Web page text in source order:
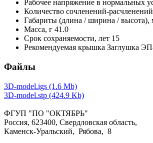
Рабочее напряжение в нормальных
Количество сочленений-расчленений
Габариты (длина / ширина / высота),
Масса, г 41.0
Срок сохраняемости, лет 15
Рекомендуемая крышка Заглушка
Файлы
3D-model.igs (1.6 Mb)
3D-model.stp (424.9 Kb)
ФГУП "ПО "ОКТЯБРЬ"
Россия, 623400, Свердловская область,
Каменск-Уральский, Рябова, 8